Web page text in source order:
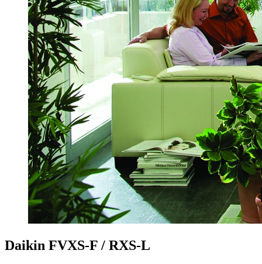
Daikin FVXS-F / RXS-L